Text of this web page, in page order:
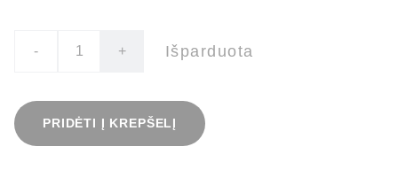
- + Išparduota
PRIDĖTI Į KREPŠELĮ